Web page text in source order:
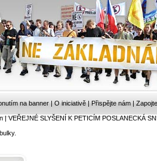
na banner | O iniciativě | Přispějte nám |
|VEŘEJNÉ SLYŠENÍ K PETICÍM POSLANECKÁ